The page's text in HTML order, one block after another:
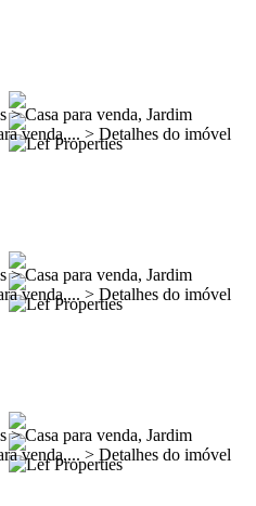
>Casa para venda, Jardim
venda,... > Detalhes do imóvel
>Casa para venda, Jardim
venda,... > Detalhes do imóvel
>Casa para venda, Jardim
venda,... > Detalhes do imóvel